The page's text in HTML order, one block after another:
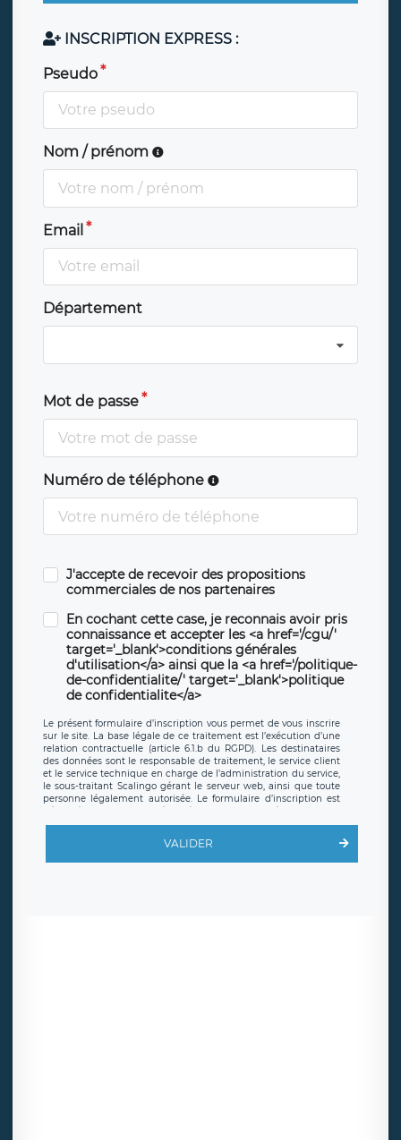
INSCRIPTION EXPRESS :
Pseudo
Nom / prénom
Email
Département
Mot de passe
Numéro de téléphone
J'accepte de recevoir des propositions
commerciales de nos partenaires
En cochant cette case, je reconnais avoir pris
connaissance et accepter les <a href='/cgu/'
target='_blank'>conditions générales
d'utilisation</a> ainsi que la <a href='/politique-
de-confidentialite/' target='_blank'>politique
de confidentialite</a>
Le présent formulaire d’inscription vous permet de vous inscrire
sur le site. La base légale de ce traitement est l’exécution d’une
relation contractuelle (article 6.1.b du RGPD). Les destinataires
des données sont le responsable de traitement, le service client
et le service technique en charge de l’administration du service,
le sous-traitant Scalingo gérant le serveur web, ainsi que toute
personne légalement autorisée. Le formulaire d’inscription est
offrant desclauses de protection conformes au RGPD. Les
en sollicite la suppression, étant entendu que vous pouvez
demander la suppression de vos données et retirer votre
VALIDER